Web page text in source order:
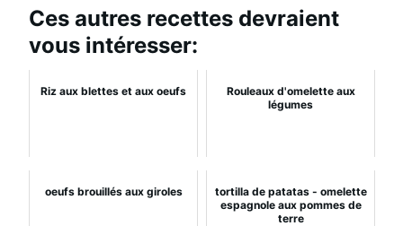
Ces autres recettes devraient
vous intéresser:
Riz aux blettes et aux oeufs
Rouleaux d'omelette aux
légumes
oeufs brouillés aux giroles
tortilla de patatas - omelette
espagnole aux pommes de
terre